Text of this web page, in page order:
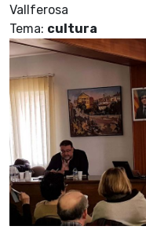
Vallferosa
Tema: cultura